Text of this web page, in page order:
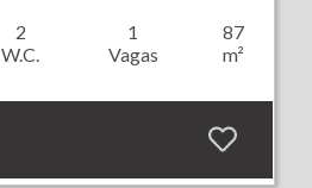
2
W.C.
1
Vagas
87
m²